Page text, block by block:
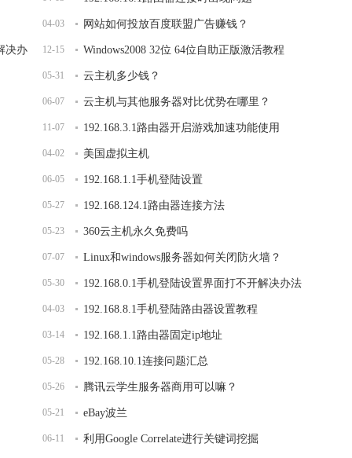
04-03 网站如何投放百度联盟广告赚钱？
12-15
决办 Windows2008 32位 64位自助正版激活教程
05-31 云主机多少钱？
06-07 云主机与其他服务器对比优势在哪里？
11-07 192.168.3.1路由器开启游戏加速功能使用
04-02 美国虚拟主机
06-05 192.168.1.1手机登陆设置
05-27 192.168.124.1路由器连接方法
05-23 360云主机永久免费吗
07-07 Linux和windows服务器如何关闭防火墙？
05-30 192.168.0.1手机登陆设置界面打不开解决办法
04-03 192.168.8.1手机登陆路由器设置教程
03-14 192.168.1.1路由器固定ip地址
05-28 192.168.10.1连接问题汇总
05-26 腾讯云学生服务器商用可以嘛？
05-21 eBay波兰
06-11 利用Google Correlate进行关键词挖掘